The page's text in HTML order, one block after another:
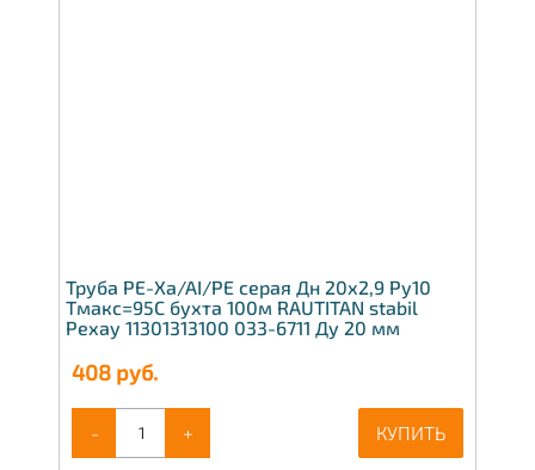
Труба PE-Xa/AI/PE серая Дн 20х2,9 Ру10
Тмакс=95C бухта 100м RAUTITAN stabil
Рехау 11301313100 033-6711 Ду 20 мм
408 руб.
- + КУПИТЬ